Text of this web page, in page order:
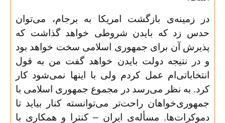
در زمینه‌ی بازگشت امریکا به برجام، می‌توان
حدس زد که بایدن شروطی خواهد گذاشت که
پذیرش آن برای جمهوری اسلامی سخت خواهد بود
و در نتیجه دولت بایدن خواهد گفت من به قول
انتخاباتی‌ام عمل کردم ولی با اینها نمی‌شود کار
کرد. به نظر می‌رسد در مجموع جمهوری اسلامی با
جمهوری‌خواهان راحت‌تر می‌توانسته کنار بیاید تا
دموکرات‌ها. مسأله‌ی ایران – کنترا و همکاری با